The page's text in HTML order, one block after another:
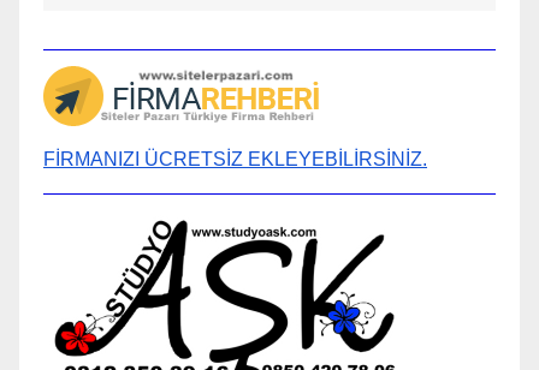
FİRMANIZI ÜCRETSİZ EKLEYEBİLİRSİNİZ.